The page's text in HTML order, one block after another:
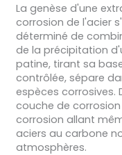
La genèse d'une
corrosion de l'acier
déterminé de
de la précipitation
patine, tirant sa
contrôlée, sépare
espèces corrosives.
couche de
corrosion allant
aciers au carbone
atmosphères.